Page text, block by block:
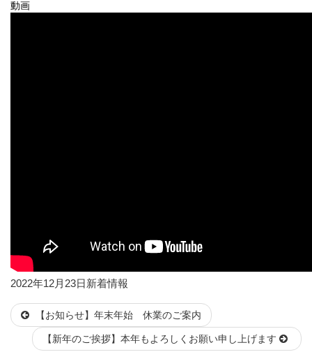
動画
投
日:
2022年12月23日カ
ゴ
リ
ー
新着情報
【お知らせ】年末年始 休業のご案内
【新年のご挨拶】本年もよろしくお願い申し上げます